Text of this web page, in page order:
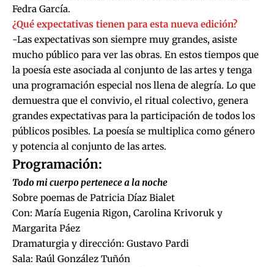
Fedra García.
¿Qué expectativas tienen para esta nueva edición?
-Las expectativas son siempre muy grandes, asiste
mucho público para ver las obras. En estos tiempos que
la poesía este asociada al conjunto de las artes y tenga
una programación especial nos llena de alegría. Lo que
demuestra que el convivio, el ritual colectivo, genera
grandes expectativas para la participación de todos los
públicos posibles. La poesía se multiplica como género
y potencia al conjunto de las artes.
Programación:
Todo mi cuerpo pertenece a la noche
Sobre poemas de Patricia Díaz Bialet
Con: María Eugenia Rigon, Carolina Krivoruk y
Margarita Páez
Dramaturgia y dirección: Gustavo Pardi
Sala: Raúl González Tuñón